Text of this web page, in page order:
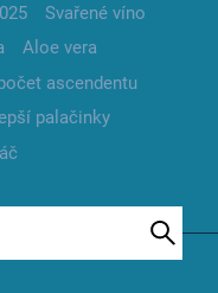
Svařené víno
Aloe vera
ascendentu
palačinky